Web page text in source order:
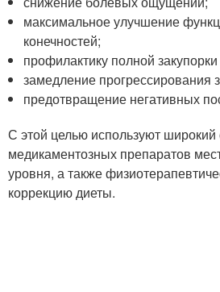
максимальное улучшение
конечностей;
профилактику полной закупорки
замедление прогрессирования
предотвращение негативных
С этой целью используют широкий
медикаментозных препаратов
уровня, а также
коррекцию диеты.